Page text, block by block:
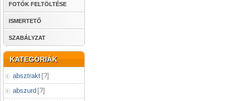
FOTÓK FELTÖLTÉSE
ISMERTETŐ
SZABÁLYZAT
KATEGÓRIÁK
absztrakt [?]
abszurd [?]